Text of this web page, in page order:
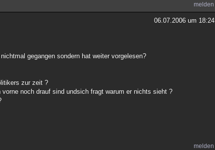
melden
06.07.2006 um 18:24
gegangen sondern hat weiter vorgelesen?
zur zeit ?
noch drauf sind undsich fragt warum er nichts sieht ?
melden